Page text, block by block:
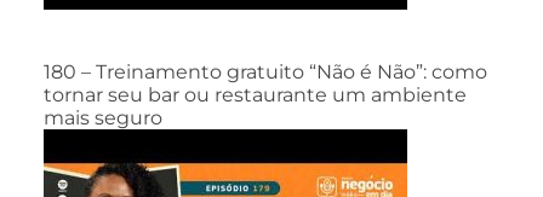
180 – Treinamento gratuito “Não é Não”: como
tornar seu bar ou restaurante um ambiente
mais seguro